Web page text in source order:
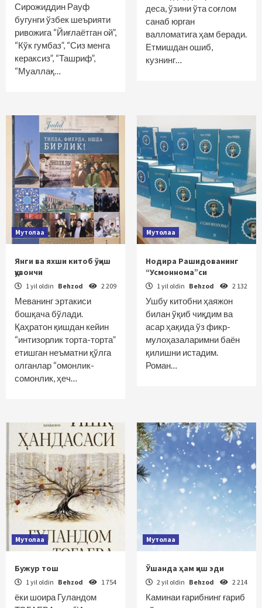
Сирожиддин Рауф
бугунги ўзбек шеърияти
ривожига “Йиғлаётган ой”,
“Кўк гумбаз”, “Сиз менга
кераксиз”, “Ташриф”,
“Муаллақ…
деса, ўзини ўта соғлом
санаб юрган
валломатига ҳам беради.
Етмишдан ошиб,
кузнинг…
Мутолаа
Янги ва яхши китоб ўқиш
қувончи
1 yil oldin Behzod 2 209
Меванинг эртакиси
бошқача бўлади.
Қаҳратон қишдан кейин
“интизорлик торта-торта”
етишган неъматни қўлга
олганлар “омонлик-
сомонлик, ҳеч…
Мутолаа
Нодира Рашидованинг
“Усмоннома”си
1 yil oldin Behzod 2 132
Ушбу китобни ҳаяжон
билан ўқиб чиқдим ва
асар ҳақида ўз фикр-
мулоҳазаларимни баён
қилишни истадим.
Роман…
Мутолаа
Бужур тош
1 yil oldin Behzod 1 754
ёки шоира Гуландом
Мутолаа
Ўшанда ҳам қиш эди
2 yil oldin Behzod 2 214
Каминаи ғарибнинг ғариб